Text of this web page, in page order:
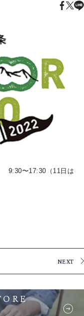
9:30〜17:30（11日は
NEXT